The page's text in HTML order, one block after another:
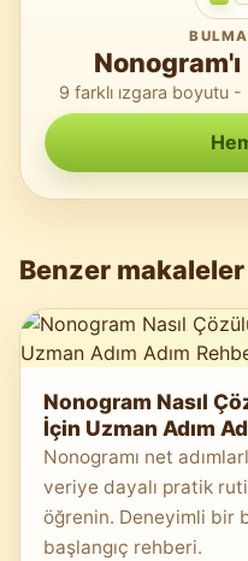
9 farklı ızgara boyutu
Benzer makaleler
Nonogram Nasıl
İçin Uzman Adım
Nonogramı net
veriye dayalı pratik
öğrenin. Deneyimli bir
başlangıç rehberi.